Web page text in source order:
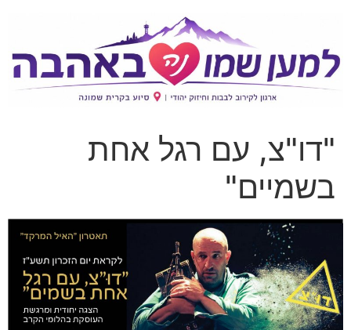
"דו"צ, עם רגל אחת
בשמיים"